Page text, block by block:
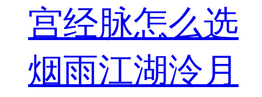
宫经脉怎么选
烟雨江湖泠月